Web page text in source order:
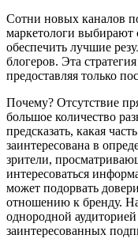
Сотни новых каналов
маркетологи
обеспечить лучшие
блогеров. Эта
предоставляя только
Почему? Отсутствие
большое количество
предсказать, какая
заинтересована в
зрители,
интересоваться
может подорвать
отношению к бренду.
однородной
заинтересованных